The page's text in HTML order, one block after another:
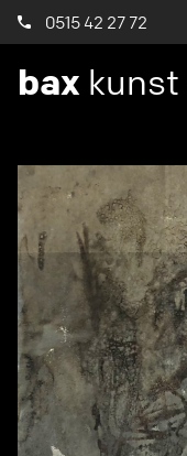
0515 42 27 72
bax kunst